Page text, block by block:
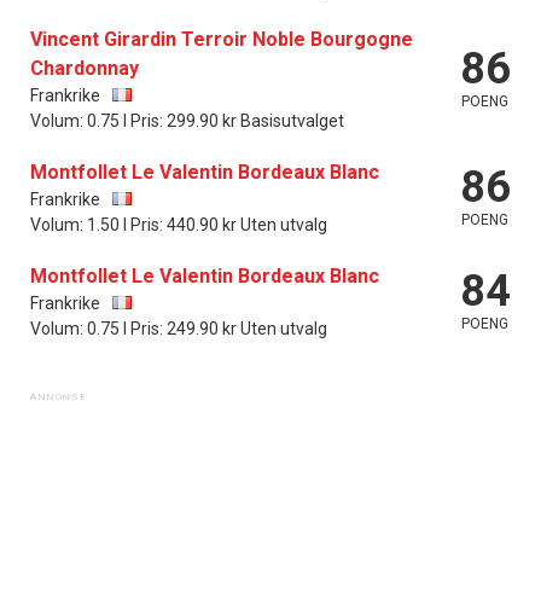
Vincent Girardin Terroir Noble Bourgogne
Chardonnay
Frankrike
Volum: 0.75 l Pris: 299.90 kr Basisutvalget
86
POENG
Montfollet Le Valentin Bordeaux Blanc
Frankrike
Volum: 1.50 l Pris: 440.90 kr Uten utvalg
86
POENG
Montfollet Le Valentin Bordeaux Blanc
Frankrike
Volum: 0.75 l Pris: 249.90 kr Uten utvalg
84
POENG